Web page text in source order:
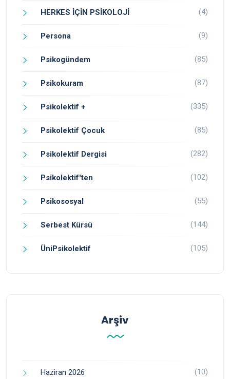
HERKES İÇİN PSİKOLOJİ (4)
Persona (9)
Psikogündem (85)
Psikokuram (87)
Psikolektif + (335)
Psikolektif Çocuk (85)
Psikolektif Dergisi (282)
Psikolektif'ten (102)
Psikososyal (55)
Serbest Kürsü (144)
ÜniPsikolektif (105)
Arşiv
Haziran 2026 (10)